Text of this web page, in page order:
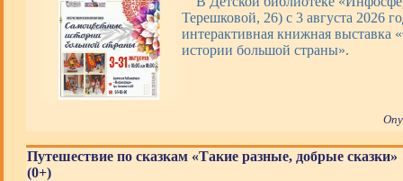
Терешковой, 26) с 3 августа 2026
интерактивная книжная выставка
истории большой страны».
Путешествие по сказкам «Такие разные, добрые сказки»
(0+)